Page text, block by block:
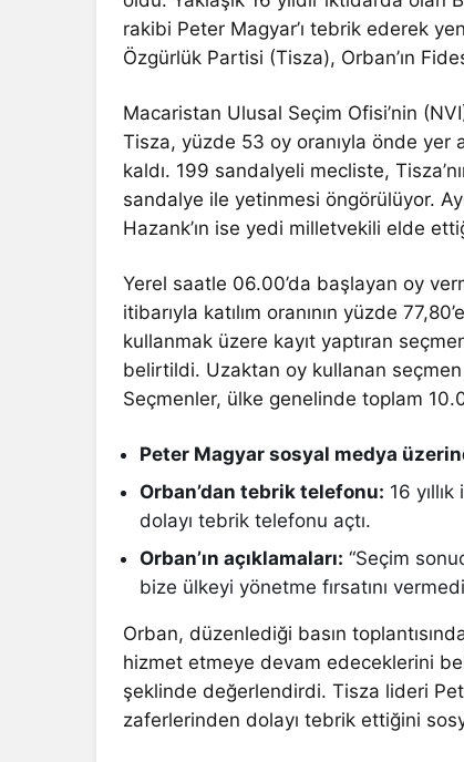
rakibi Peter Magyar’ı tebrik ederek
Özgürlük Partisi (Tisza), Orban’ın
Macaristan Ulusal Seçim Ofisi’nin
Tisza, yüzde 53 oy oranıyla önde yer
kaldı. 199 sandalyeli mecliste,
sandalye ile yetinmesi öngörülüyor.
Hazank’ın ise yedi milletvekili elde
Yerel saatle 06.00’da başlayan oy
itibarıyla katılım oranının yüzde
kullanmak üzere kayıt yaptıran
belirtildi. Uzaktan oy kullanan seçmen
Seçmenler, ülke genelinde toplam
Peter Magyar sosyal medya
Orban’dan tebrik telefonu: 16
dolayı tebrik telefonu açtı.
Orban’ın açıklamaları: “Seçim
bize ülkeyi yönetme fırsatını
Orban, düzenlediği basın
hizmet etmeye devam edeceklerini
şeklinde değerlendirdi. Tisza lideri
zaferlerinden dolayı tebrik ettiğini